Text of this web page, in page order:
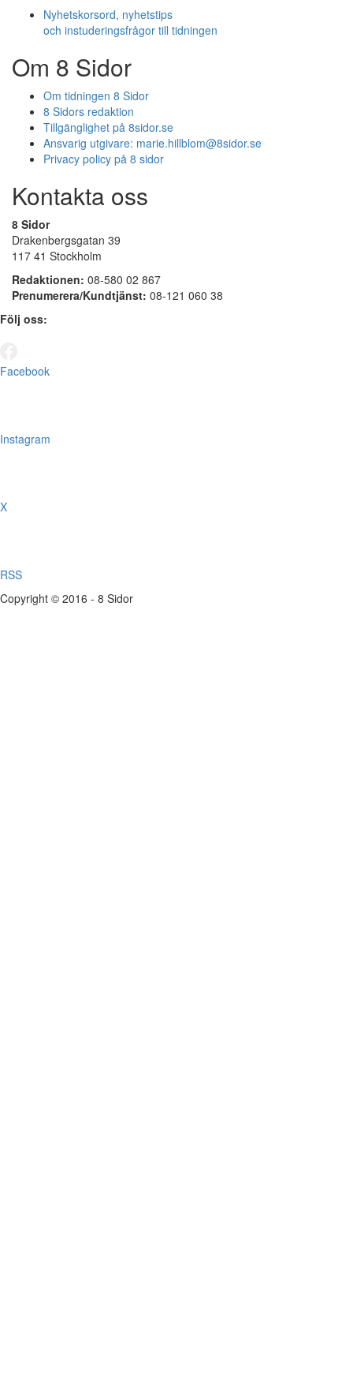
Nyhetskorsord, nyhetstips
och instuderingsfrågor till tidningen
Om 8 Sidor
Om tidningen 8 Sidor
8 Sidors redaktion
Tillgänglighet på 8sidor.se
Ansvarig utgivare: marie.hillblom@8sidor.se
Privacy policy på 8 sidor
Kontakta oss
8 Sidor
Drakenbergsgatan 39
117 41 Stockholm
Redaktionen: 08-580 02 867
Prenumerera/Kundtjänst: 08-121 060 38
Följ oss:
Facebook
Instagram
X
RSS
Copyright © 2016 - 8 Sidor